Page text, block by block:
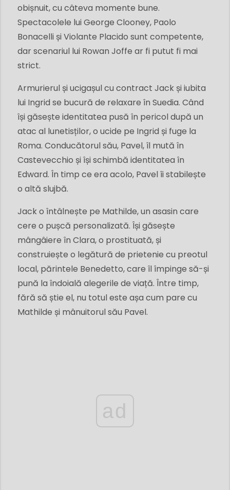
obișnuit, cu câteva momente bune.
Spectacolele lui George Clooney, Paolo
Bonacelli și Violante Placido sunt competente,
dar scenariul lui Rowan Joffe ar fi putut fi mai
strict.
Armurierul și ucigașul cu contract Jack și iubita
lui Ingrid se bucură de relaxare în Suedia. Când
își găsește identitatea pusă în pericol după un
atac al lunetisților, o ucide pe Ingrid și fuge la
Roma. Conducătorul său, Pavel, îl mută în
Castevecchio și își schimbă identitatea în
Edward. În timp ce era acolo, Pavel îi stabilește
o altă slujbă.
Jack o întâlnește pe Mathilde, un asasin care
cere o pușcă personalizată. Își găsește
mângâiere în Clara, o prostituată, și
construiește o legătură de prietenie cu preotul
local, părintele Benedetto, care îl împinge să-și
pună la îndoială alegerile de viață. Între timp,
fără să știe el, nu totul este așa cum pare cu
Mathilde și mânuitorul său Pavel.
ad